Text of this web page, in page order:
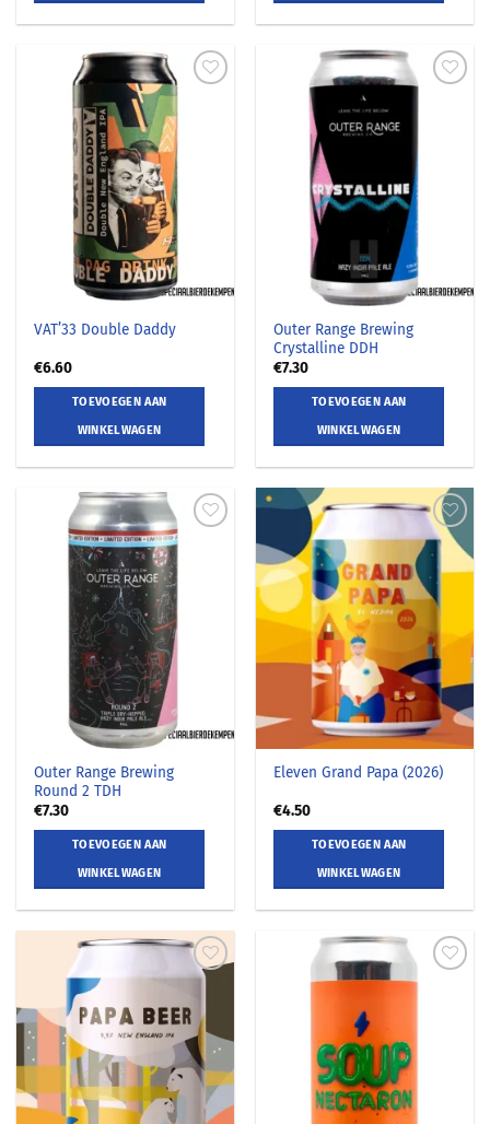
VAT’33 Double Daddy
€6.60
TOEVOEGEN AAN
WINKELWAGEN
Outer Range Brewing
Crystalline DDH
€7.30
TOEVOEGEN AAN
WINKELWAGEN
Outer Range Brewing
Round 2 TDH
€7.30
TOEVOEGEN AAN
WINKELWAGEN
Eleven Grand Papa (2026)
€4.50
TOEVOEGEN AAN
WINKELWAGEN